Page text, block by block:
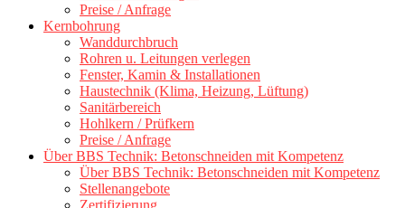
Preise / Anfrage
Kernbohrung
Wanddurchbruch
Rohren u. Leitungen verlegen
Fenster, Kamin & Installationen
Haustechnik (Klima, Heizung, Lüftung)
Sanitärbereich
Hohlkern / Prüfkern
Preise / Anfrage
Über BBS Technik: Betonschneiden mit Kompetenz
Über BBS Technik: Betonschneiden mit Kompetenz
Stellenangebote
Zertifizierung